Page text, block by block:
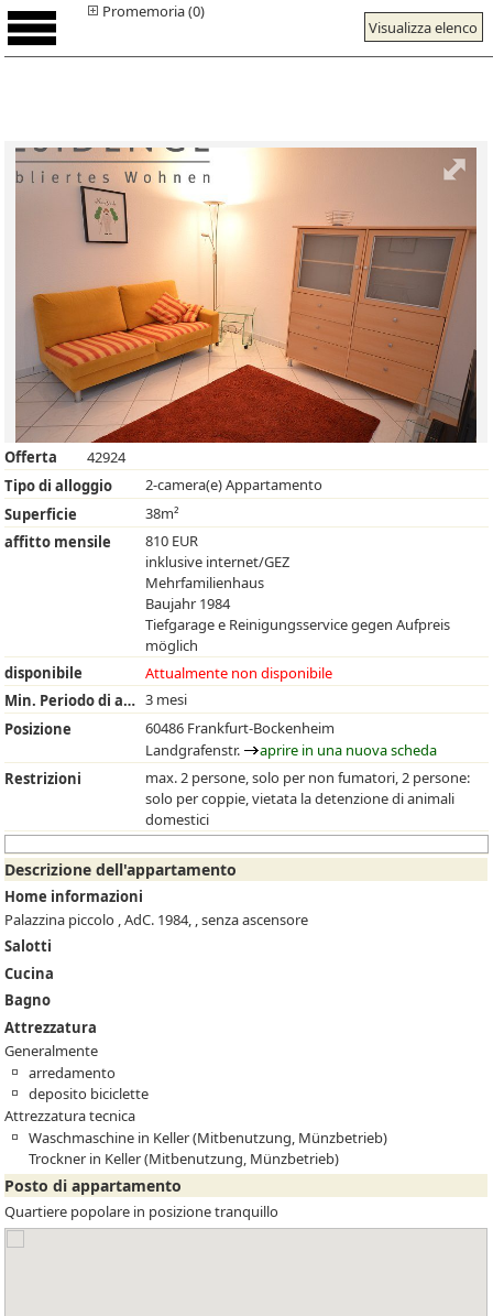
Visualizza elenco
Promemoria (0)
Offerta
42924
Tipo di alloggio
2-camera(e) Appartamento
Superficie
38m²
affitto mensile
810 EUR
inklusive internet/GEZ
Mehrfamilienhaus
Baujahr 1984
Tiefgarage e Reinigungsservice gegen Aufpreis
möglich
disponibile
Attualmente non disponibile
Min. Periodo di affitto 3 mesi
Posizione
60486 Frankfurt-Bockenheim
Landgrafenstr.
aprire in una nuova scheda
Restrizioni
max. 2 persone, solo per non fumatori, 2 persone:
solo per coppie, vietata la detenzione di animali
domestici
Descrizione dell'appartamento
Home informazioni
Palazzina piccolo , AdC. 1984, , senza ascensore
Salotti
Cucina
Bagno
Attrezzatura
Generalmente
arredamento
deposito biciclette
Attrezzatura tecnica
Waschmaschine in Keller (Mitbenutzung, Münzbetrieb)
Trockner in Keller (Mitbenutzung, Münzbetrieb)
Posto di appartamento
Quartiere popolare in posizione tranquillo